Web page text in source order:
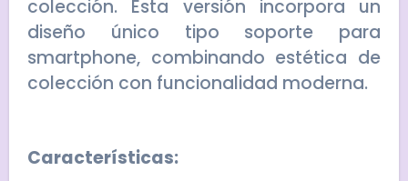
colección. Esta versión incorpora un
diseño único tipo soporte para
smartphone, combinando estética de
colección con funcionalidad moderna.
Características: